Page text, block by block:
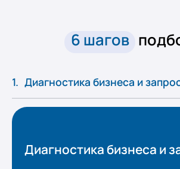
6 шагов
Диагностика бизнеса и
Диагностика бизнеса и